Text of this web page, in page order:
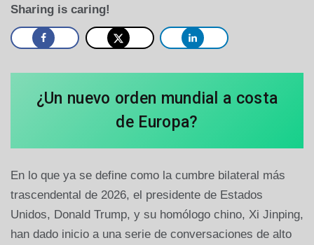
Sharing is caring!
¿Un nuevo orden mundial a costa
de Europa?
En lo que ya se define como la cumbre bilateral más
trascendental de 2026, el presidente de Estados
Unidos, Donald Trump, y su homólogo chino, Xi Jinping,
han dado inicio a una serie de conversaciones de alto